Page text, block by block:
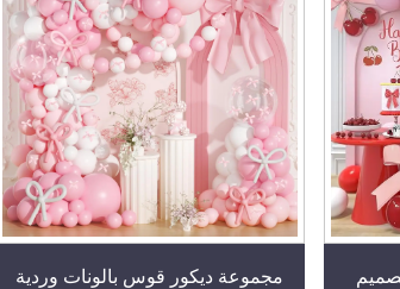
مجموعة ديكور قوس بالونات وردية